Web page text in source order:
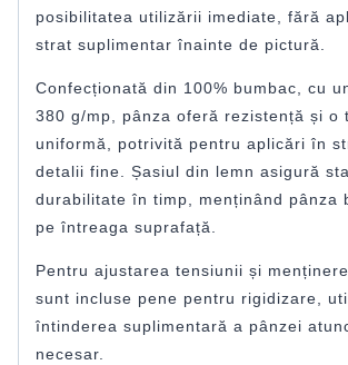
posibilitatea utilizării imediate, fără
strat suplimentar înainte de pictură.
Confecționată din 100% bumbac, cu
380 g/mp, pânza oferă rezistență și o
uniformă, potrivită pentru aplicări în
detalii fine. Șasiul din lemn asigură
durabilitate în timp, menținând pânza
pe întreaga suprafață.
Pentru ajustarea tensiunii și
sunt incluse pene pentru rigidizare,
întinderea suplimentară a pânzei
necesar.